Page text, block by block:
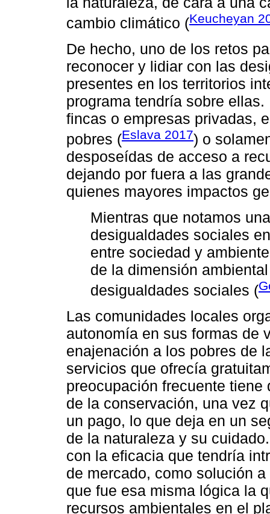
cambio climático (Keucheyan
De hecho, uno de los retos
reconocer y lidiar con las
presentes en los territorios
programa tendría sobre
fincas o empresas privadas,
pobres (Eslava 2017) o
desposeídas de acceso a
dejando por fuera a las
quienes mayores impactos
Mientras que notamos
desigualdades sociales
entre sociedad y
de la dimensión
desigualdades sociales (
Las comunidades locales
autonomía en sus formas de
enajenación a los pobres de
servicios que ofrecía
preocupación frecuente
de la conservación, una vez
un pago, lo que deja en un
de la naturaleza y su
con la eficacia que tendría
de mercado, como solución
que fue esa misma lógica la
recursos ambientales en el